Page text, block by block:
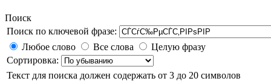
Поиск
Поиск по ключевой фразе:
Любое слово
Все слова
Целую фразу
Сортировка:
Текст для поиска должен содержать от 3 до 20 символов